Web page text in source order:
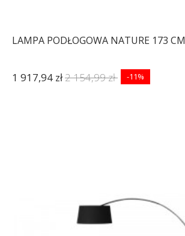
LAMPA PODŁOGOWA NATURE 173 CM
1 917,94 zł2 154,99 zł -11%